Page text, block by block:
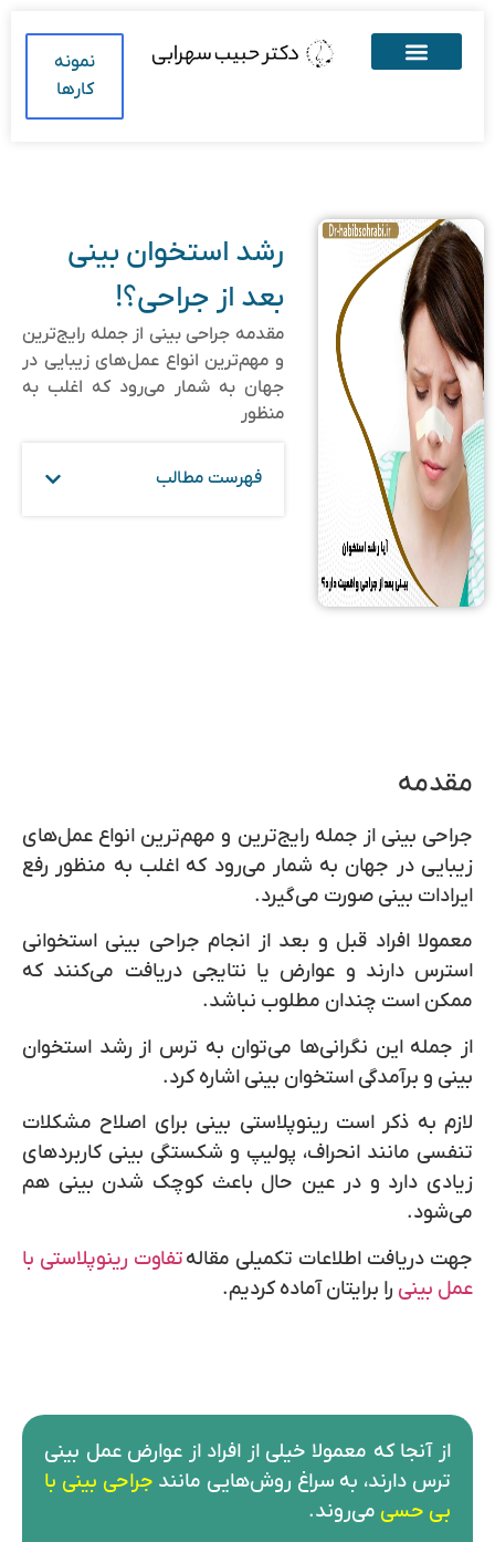
نمونه
کارها
رشد استخوان بینی
بعد از جراحی؟!
مقدمه جراحی بینی از جمله رایج‌ترین
و مهم‌ترین انواع عمل‌های زیبایی در
جهان به شمار می‌رود که اغلب به
منظور
فهرست مطالب
مقدمه
جراحی بینی از جمله رایج‌ترین و مهم‌ترین انواع عمل‌های
زیبایی در جهان به شمار می‌رود که اغلب به منظور رفع
ایرادات بینی صورت می‌گیرد.
معمولا افراد قبل و بعد از انجام جراحی بینی استخوانی
استرس دارند و عوارض یا نتایجی دریافت می‌کنند که
ممکن است چندان مطلوب نباشد.
از جمله این نگرانی‌ها می‌توان به ترس از رشد استخوان
بینی و برآمدگی استخوان بینی اشاره کرد.
لازم به ذکر است رینوپلاستی بینی برای اصلاح مشکلات
تنفسی مانند انحراف، پولیپ و شکستگی بینی کاربردهای
زیادی دارد و در عین حال باعث کوچک شدن بینی هم
می‌شود.
جهت دریافت اطلاعات تکمیلی مقالهتفاوت رینوپلاستی با
عمل بینی را برایتان آماده کردیم.
از آنجا که معمولا خیلی از افراد از عوارض عمل بینی
ترس دارند، به سراغ روش‌هایی مانند جراحی بینی با
بی حسی می‌روند.